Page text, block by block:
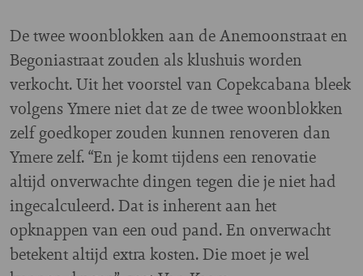
De twee woonblokken aan de Anemoonstraat en
Begoniastraat zouden als klushuis worden
verkocht. Uit het voorstel van Copekcabana bleek
volgens Ymere niet dat ze de twee woonblokken
zelf goedkoper zouden kunnen renoveren dan
Ymere zelf. “En je komt tijdens een renovatie
altijd onverwachte dingen tegen die je niet had
ingecalculeerd. Dat is inherent aan het
opknappen van een oud pand. En onverwacht
betekent altijd extra kosten. Die moet je wel